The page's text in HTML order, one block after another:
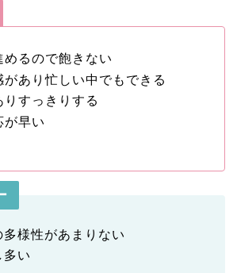
めるので飽きない
があり忙しい中でもできる
りすっきりする
が早い
多様性があまりない
多い